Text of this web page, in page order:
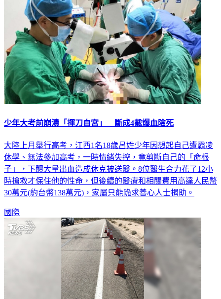
少年大考前崩潰「揮刀自宮」 斷成4截爆血險死
大陸上月舉行高考，江西1名18歲呂姓少年因想起自己遭霸凌
休學、無法參加高考，一時情緒失控，竟剪斷自己的「命根
子」，下體大量出血造成休克被送醫。8位醫生合力花了12小
時搶救才保住他的性命，但後續的醫療和相關費用高達人民幣
30萬元(約台幣138萬元)，家屬只能跪求善心人士捐助。
國際